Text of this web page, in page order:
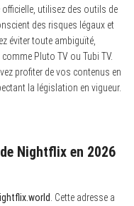
utilisez des outils de
des risques légaux et
éviter toute ambiguïté,
Pluto TV ou Tubi TV.
profiter de vos contenus en
la législation en vigueur.
Nightflix en 2026
. Cette adresse a